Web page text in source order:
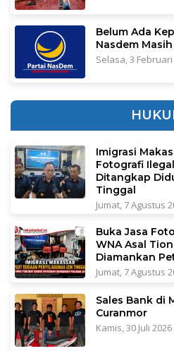
Belum Ada
Nasdem
Selasa, 3 Februari
Imigrasi
Fotografi
Ditangkap
Tinggal
Jumat, 7 Agustus
Buka Jasa
WNA Asal
Diamankan
Jumat, 7 Agustus
Sales Bank di
Curanmor
Kamis, 30 Juli